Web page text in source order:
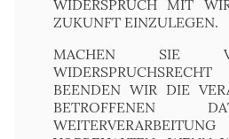
WIDERSPRUCH MIT
ZUKUNFT EINZULEGEN.
MACHEN SIE
BEENDEN WIR DIE
BETROFFENEN